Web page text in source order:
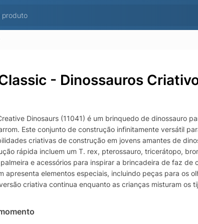
- Dinossauros
Dinosaurs (11041) é um brinquedo de dinossauro
Este conjunto de construção infinitamente versátil
criativas de construção em jovens amantes de
rápida incluem um T. rex, pterossauro, tricerátopo,
e acessórios para inspirar a brincadeira de faz
apresenta elementos especiais, incluindo peças para os
criativa continua enquanto as crianças misturam os
mais confiantes em suas habilidades de construção,
dinossauros imaginativos. Modelos de dinossauros
para construir e brincar para meninos e meninas a